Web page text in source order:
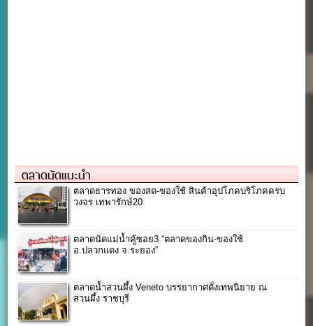
ตลาดนัดแนะนำ
ตลาดธารทอง ของสด-ของใช้ สินค้าอุปโภคบริโภคครบ
วงจร เทพารักษ์20
ตลาดนัดแม่น้ำคู้ซอย3 “ตลาดของกิน-ของใช้
อ.ปลวกแดง จ.ระยอง”
ตลาดน้ำสวนผึ้ง Veneto บรรยากาศดั่งเทพนิยาย ณ
สวนผึ้ง ราชบุรี